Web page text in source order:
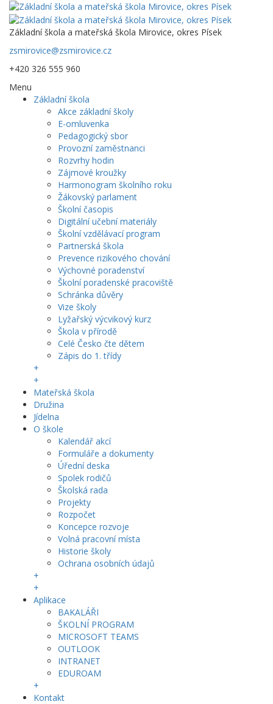
Základní škola a mateřská škola Mirovice, okres Písek
zsmirovice@zsmirovice.cz
+420 326 555 960
Menu
Základní škola
Akce základní školy
E-omluvenka
Pedagogický sbor
Provozní zaměstnanci
Rozvrhy hodin
Zájmové kroužky
Harmonogram školního roku
Žákovský parlament
Školní časopis
Digitální učební materiály
Školní vzdělávací program
Partnerská škola
Prevence rizikového chování
Výchovné poradenství
Školní poradenské pracoviště
Schránka důvěry
Vize školy
Lyžařský výcvikový kurz
Škola v přírodě
Celé Česko čte dětem
Zápis do 1. třídy
+
+
Mateřská škola
Družina
Jídelna
O škole
Kalendář akcí
Formuláře a dokumenty
Úřední deska
Spolek rodičů
Školská rada
Projekty
Rozpočet
Koncepce rozvoje
Volná pracovní místa
Historie školy
Ochrana osobních údajů
+
+
Aplikace
BAKALÁŘI
ŠKOLNÍ PROGRAM
MICROSOFT TEAMS
OUTLOOK
INTRANET
EDUROAM
+
Kontakt